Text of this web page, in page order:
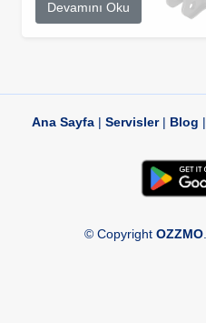
Devamını Oku
Ana Sayfa| Servisler| Blog |
© Copyright OZZMO